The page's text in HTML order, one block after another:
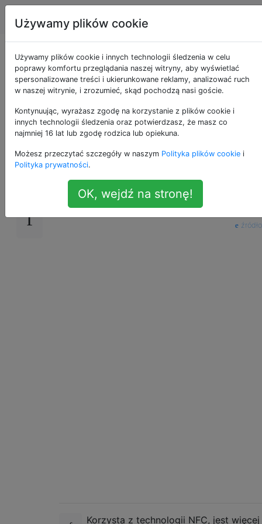
Apple Tagi
Czy Apple Pay
wymaga połączenia z
Internetem?
16
Czy potrzebuję połączenia internetowego na
apple-pay
źródło
Korzysta z technologii NFC, jest więcej
Używamy plików cookie
Używamy plików cookie i innych technologii śledzenia w celu
poprawy komfortu przeglądania naszej witryny, aby wyświetlać
spersonalizowane treści i ukierunkowane reklamy, analizować ruch
w naszej witrynie, i zrozumieć, skąd pochodzą nasi goście.
Kontynuując, wyrażasz zgodę na korzystanie z plików cookie i
innych technologii śledzenia oraz potwierdzasz, że masz co
najmniej 16 lat lub zgodę rodzica lub opiekuna.
Możesz przeczytać szczegóły w naszym Polityka plików cookie i
Polityka prywatności.
OK, wejdź na stronę!